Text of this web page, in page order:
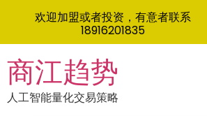
to
content
商江趋势
人工智能量化交易策略
欢迎加盟或者投资，有意者联系
18916201835